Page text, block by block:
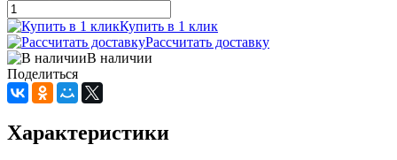
Купить в 1 клик
Рассчитать доставку
В наличии
Поделиться
Характеристики